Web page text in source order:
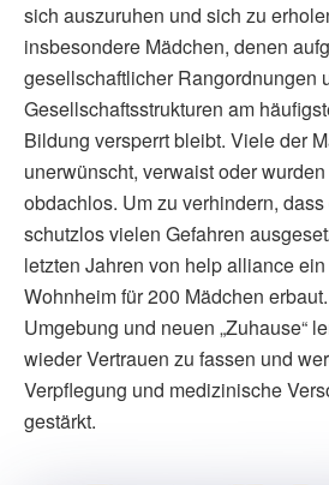
sich auszuruhen und sich zu
insbesondere Mädchen, denen
gesellschaftlicher Rangordnungen
Gesellschaftsstrukturen am
Bildung versperrt bleibt. Viele der
unerwünscht, verwaist oder
obdachlos. Um zu verhindern,
schutzlos vielen Gefahren
letzten Jahren von help alliance
Wohnheim für 200 Mädchen
Umgebung und neuen „Zuhause“
wieder Vertrauen zu fassen und
Verpflegung und medizinische
gestärkt.